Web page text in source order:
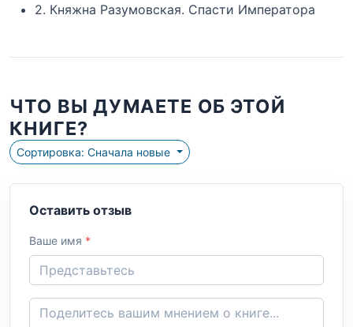
2. Княжна Разумовская. Спасти Императора
ЧТО ВЫ ДУМАЕТЕ ОБ ЭТОЙ
КНИГЕ?
Сортировка: Сначала новые
Оставить отзыв
Ваше имя *